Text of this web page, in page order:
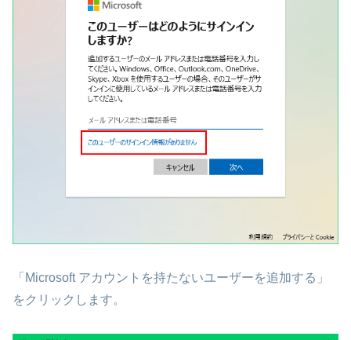
「Microsoft アカウントを持たないユーザーを追加する」
をクリックします。